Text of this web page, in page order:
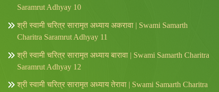
Saramrut Adhyay 10
श्री स्वामी चरित्र सारामृत अध्याय अकरावा | Swami Samarth
Charitra Saramrut Adhyay 11
श्री स्वामी चरित्र सारामृत अध्याय बारावा | Swami Samarth Charitra
Saramrut Adhyay 12
श्री स्वामी चरित्र सारामृत अध्याय तेरावा | Swami Samarth Charitra